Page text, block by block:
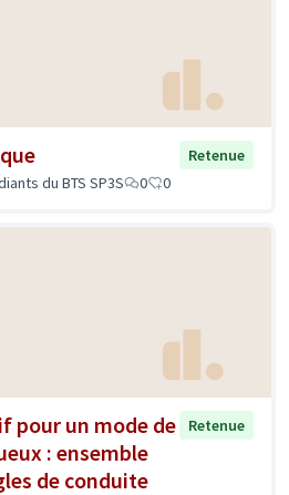
Retenue
du BTS SP3S
0 0
pour un mode de
: ensemble
de conduite
Retenue